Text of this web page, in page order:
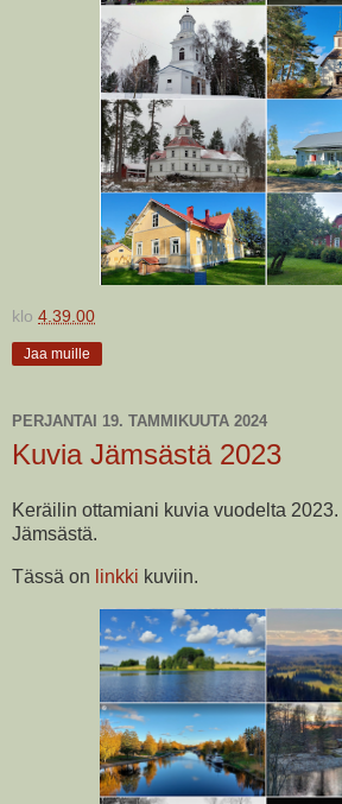
klo 4.39.00
Jaa muille
PERJANTAI 19. TAMMIKUUTA 2024
Kuvia Jämsästä 2023
Keräilin ottamiani kuvia vuodelta
Jämsästä.
Tässä on linkki kuviin.